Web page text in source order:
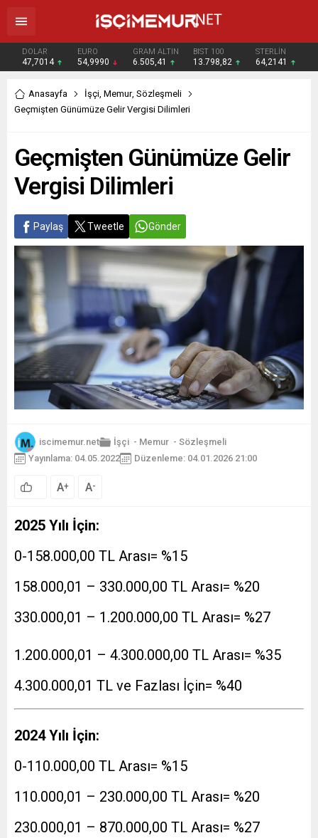
DOLAR
47,7014
EURO
54,9990
GRAM ALTIN
6.505,41
BIST 100
13.798,82
STERLİN
64,2141
Anasayfa İşçi, Memur, Sözleşmeli
Geçmişten Günümüze Gelir Vergisi Dilimleri
Geçmişten Günümüze Gelir
Vergisi Dilimleri
Paylaş Tweetle Gönder
iscimemur.net İşçi - Memur - Sözleşmeli
Yayınlama: 04.05.2022
Düzenleme: 04.01.2026 21:00
A+ A-
2025 Yılı İçin:
0-158.000,00 TL Arası= %15
158.000,01 – 330.000,00 TL Arası= %20
330.000,01 – 1.200.000,00 TL Arası= %27
1.200.000,01 – 4.300.000,00 TL Arası= %35
4.300.000,01 TL ve Fazlası İçin= %40
2024 Yılı İçin:
0-110.000,00 TL Arası= %15
110.000,01 – 230.000,00 TL Arası= %20
230.000,01 – 870.000,00 TL Arası= %27